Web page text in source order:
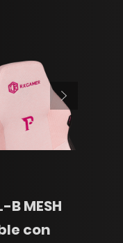
B MESH
con